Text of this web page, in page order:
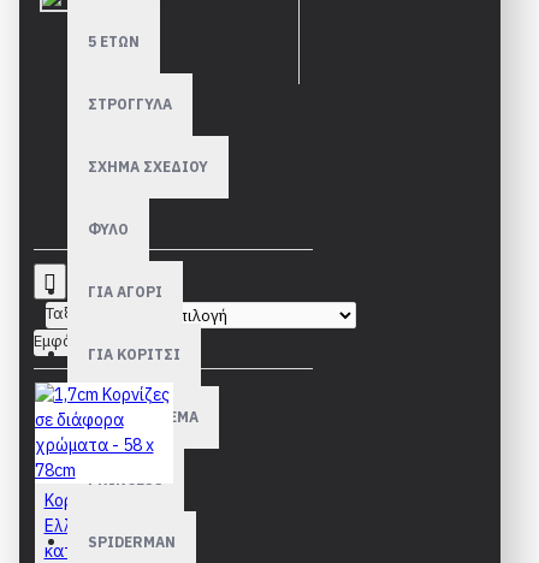
5 ΕΤΩΝ
ΣΤΡΟΓΓΥΛΑ
ΣΧΗΜΑ ΣΧΕΔΙΟΥ
ΦΥΛΟ
ΓΙΑ ΑΓΟΡΙ
ΓΙΑ ΚΟΡΙΤΣΙ
ΠΑΙΔΙΚΟ ΘΕΜΑ
PRINCESS
SPIDERMAN
Ταξινόμηση:
Εμφάνιση:
Κορνίζες
Ελληνικής
κατασκευής